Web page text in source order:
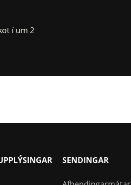
í um 2
SENDINGAR